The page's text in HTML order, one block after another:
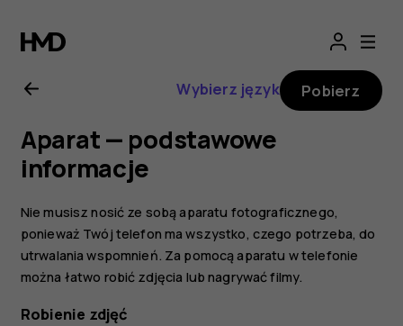
Instrukcja
obsługi
telefonu
Nokia
7
Plus
Wybierz język Pobierz
Aparat — podstawowe
informacje
Nie musisz nosić ze sobą aparatu fotograficznego,
ponieważ Twój telefon ma wszystko, czego potrzeba, do
utrwalania wspomnień. Za pomocą aparatu w telefonie
można łatwo robić zdjęcia lub nagrywać filmy.
Robienie zdjęć